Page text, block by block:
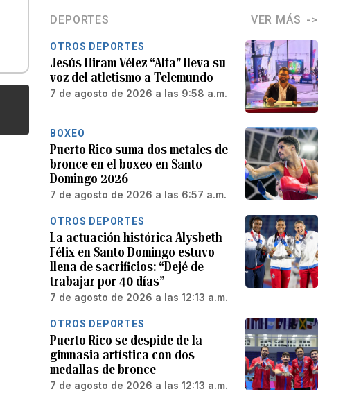
DEPORTES VER MÁS
OTROS DEPORTES
Jesús Hiram Vélez “Alfa” lleva su
voz del atletismo a Telemundo
7 de agosto de 2026 a las 9:58 a.m.
BOXEO
Puerto Rico suma dos metales de
bronce en el boxeo en Santo
Domingo 2026
7 de agosto de 2026 a las 6:57 a.m.
OTROS DEPORTES
La actuación histórica Alysbeth
Félix en Santo Domingo estuvo
llena de sacrificios: “Dejé de
trabajar por 40 días”
7 de agosto de 2026 a las 12:13 a.m.
OTROS DEPORTES
Puerto Rico se despide de la
gimnasia artística con dos
medallas de bronce
7 de agosto de 2026 a las 12:13 a.m.